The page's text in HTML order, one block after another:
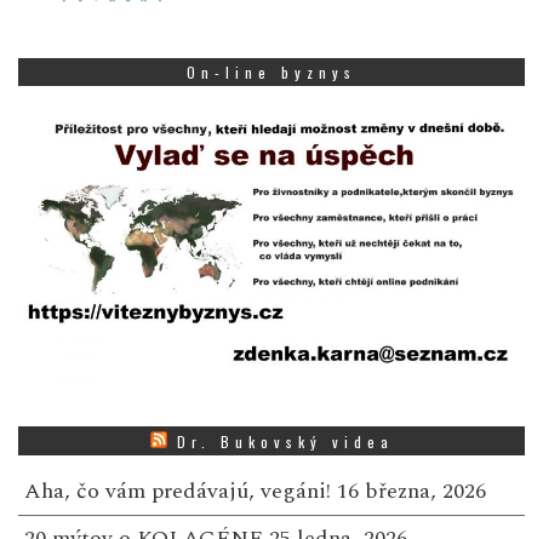
On-line byznys
Dr. Bukovský videa
Aha, čo vám predávajú, vegáni! 16 března, 2026